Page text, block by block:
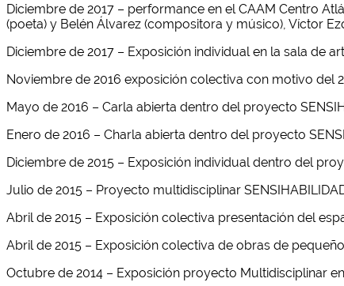
Diciembre de 2017 – performance en el CAAM Centro
(poeta) y Belén Álvarez (compositora y músico), Víctor
Diciembre de 2017 – Exposición individual en la sala de
Noviembre de 2016 exposición colectiva con motivo del
Mayo de 2016 – Carla abierta dentro del proyecto
Enero de 2016 – Charla abierta dentro del proyecto
Diciembre de 2015 – Exposición individual dentro del
Julio de 2015 – Proyecto multidisciplinar
Abril de 2015 – Exposición colectiva presentación del
Abril de 2015 – Exposición colectiva de obras de
Octubre de 2014 – Exposición proyecto Multidisciplinar